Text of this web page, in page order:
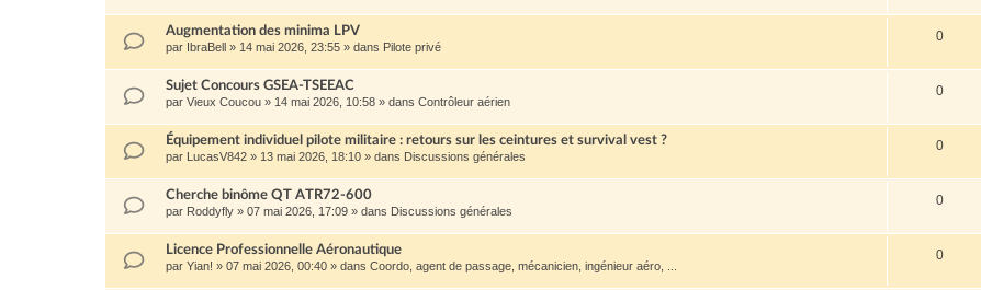
Augmentation des minima LPV
par IbraBell » 14 mai 2026, 23:55 » dans Pilote privé
0
Sujet Concours GSEA-TSEEAC
par Vieux Coucou » 14 mai 2026, 10:58 » dans Contrôleur aérien
0
Équipement individuel pilote militaire : retours sur les ceintures et survival vest ?
par LucasV842 » 13 mai 2026, 18:10 » dans Discussions générales
0
Cherche binôme QT ATR72-600
par Roddyfly » 07 mai 2026, 17:09 » dans Discussions générales
0
Licence Professionnelle Aéronautique
par Yian! » 07 mai 2026, 00:40 » dans Coordo, agent de passage, mécanicien, ingénieur aéro, ...
0